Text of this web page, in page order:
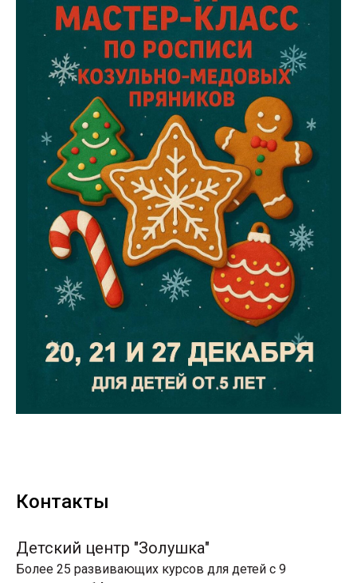
Контакты
Детский центр "Золушка"
Более 25 развивающих курсов для детей с 9